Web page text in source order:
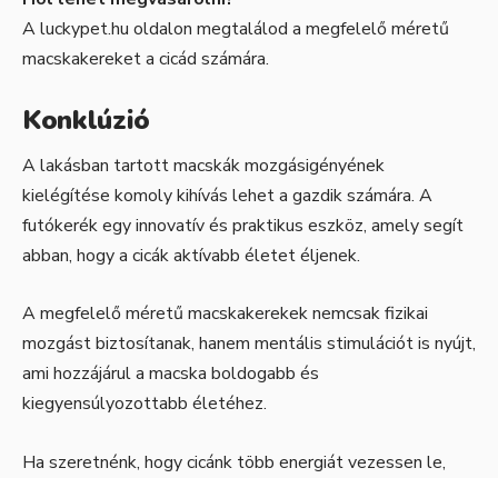
Aluckypet.hu oldalon megtalálod a megfelelő méretű
macskakereket a cicád számára.
Konklúzió
A lakásban tartott macskák mozgásigényének
kielégítése komoly kihívás lehet a gazdik számára. A
futókerék egy innovatív és praktikus eszköz, amely segít
abban, hogy a cicák aktívabb életet éljenek.
A megfelelő méretű macskakerekek nemcsak fizikai
mozgást biztosítanak, hanem mentális stimulációt is nyújt,
ami hozzájárul a macska boldogabb és
kiegyensúlyozottabb életéhez.
Ha szeretnénk, hogy cicánk több energiát vezessen le,